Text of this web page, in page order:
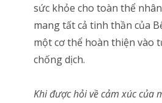
sức khỏe cho toàn thể
mang tất cả tinh thần của
một cơ thể hoàn thiện vào
chống dịch.
Khi được hỏi về cảm xúc của